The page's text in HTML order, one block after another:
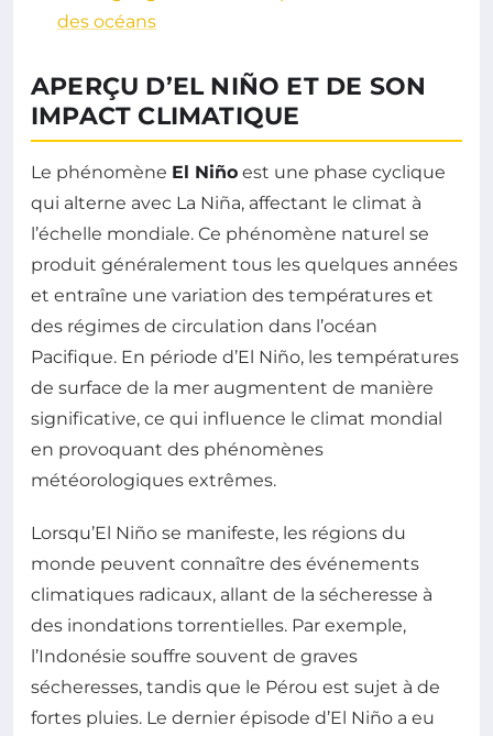
des océans
APERÇU D’EL NIÑO ET DE SON
IMPACT CLIMATIQUE
Le phénomène El Niño est une phase cyclique
qui alterne avec La Niña, affectant le climat à
l’échelle mondiale. Ce phénomène naturel se
produit généralement tous les quelques années
et entraîne une variation des températures et
des régimes de circulation dans l’océan
Pacifique. En période d’El Niño, les températures
de surface de la mer augmentent de manière
significative, ce qui influence le climat mondial
en provoquant des phénomènes
météorologiques extrêmes.
Lorsqu’El Niño se manifeste, les régions du
monde peuvent connaître des événements
climatiques radicaux, allant de la sécheresse à
des inondations torrentielles. Par exemple,
l’Indonésie souffre souvent de graves
sécheresses, tandis que le Pérou est sujet à de
fortes pluies. Le dernier épisode d’El Niño a eu